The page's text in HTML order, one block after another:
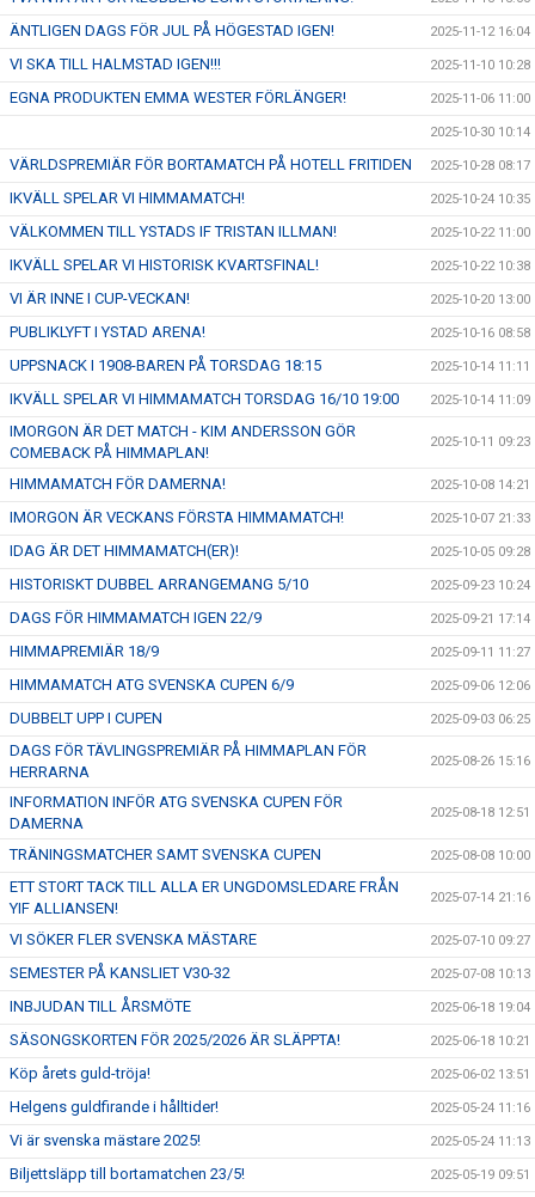
ÄNTLIGEN DAGS FÖR JUL PÅ HÖGESTAD IGEN! 2025-11-12 16:04
VI SKA TILL HALMSTAD IGEN!!! 2025-11-10 10:28
EGNA PRODUKTEN EMMA WESTER FÖRLÄNGER! 2025-11-06 11:00
2025-10-30 10:14
VÄRLDSPREMIÄR FÖR BORTAMATCH PÅ HOTELL FRITIDEN 2025-10-28 08:17
IKVÄLL SPELAR VI HIMMAMATCH! 2025-10-24 10:35
VÄLKOMMEN TILL YSTADS IF TRISTAN ILLMAN! 2025-10-22 11:00
IKVÄLL SPELAR VI HISTORISK KVARTSFINAL! 2025-10-22 10:38
VI ÄR INNE I CUP-VECKAN! 2025-10-20 13:00
PUBLIKLYFT I YSTAD ARENA! 2025-10-16 08:58
UPPSNACK I 1908-BAREN PÅ TORSDAG 18:15 2025-10-14 11:11
IKVÄLL SPELAR VI HIMMAMATCH TORSDAG 16/10 19:00 2025-10-14 11:09
IMORGON ÄR DET MATCH - KIM ANDERSSON GÖR
COMEBACK PÅ HIMMAPLAN!
2025-10-11 09:23
HIMMAMATCH FÖR DAMERNA! 2025-10-08 14:21
IMORGON ÄR VECKANS FÖRSTA HIMMAMATCH! 2025-10-07 21:33
IDAG ÄR DET HIMMAMATCH(ER)! 2025-10-05 09:28
HISTORISKT DUBBEL ARRANGEMANG 5/10 2025-09-23 10:24
DAGS FÖR HIMMAMATCH IGEN 22/9 2025-09-21 17:14
HIMMAPREMIÄR 18/9 2025-09-11 11:27
HIMMAMATCH ATG SVENSKA CUPEN 6/9 2025-09-06 12:06
DUBBELT UPP I CUPEN 2025-09-03 06:25
DAGS FÖR TÄVLINGSPREMIÄR PÅ HIMMAPLAN FÖR
HERRARNA
2025-08-26 15:16
INFORMATION INFÖR ATG SVENSKA CUPEN FÖR
DAMERNA
2025-08-18 12:51
TRÄNINGSMATCHER SAMT SVENSKA CUPEN 2025-08-08 10:00
ETT STORT TACK TILL ALLA ER UNGDOMSLEDARE FRÅN
YIF ALLIANSEN!
2025-07-14 21:16
VI SÖKER FLER SVENSKA MÄSTARE 2025-07-10 09:27
SEMESTER PÅ KANSLIET V30-32 2025-07-08 10:13
INBJUDAN TILL ÅRSMÖTE 2025-06-18 19:04
SÄSONGSKORTEN FÖR 2025/2026 ÄR SLÄPPTA! 2025-06-18 10:21
Köp årets guld-tröja! 2025-06-02 13:51
Helgens guldfirande i hålltider! 2025-05-24 11:16
Vi är svenska mästare 2025! 2025-05-24 11:13
Biljettsläpp till bortamatchen 23/5! 2025-05-19 09:51